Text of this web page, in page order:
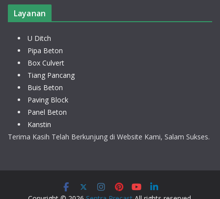
Layanan
U Ditch
Pipa Beton
Box Culvert
Tiang Pancang
Buis Beton
Paving Block
Panel Beton
Kanstin
Terima Kasih Telah Berkunjung di Website Kami, Salam Sukses.